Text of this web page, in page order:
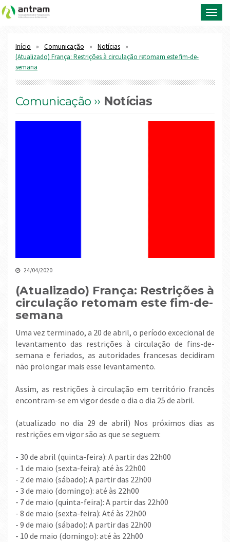
Início Comunicação
Notícias
(Atualizado) França: Restrições à circulação retomam este fim-de-
semana
Comunicação ›› Notícias
24/04/2020
(Atualizado) França: Restrições à
circulação retomam este fim-de-
semana
Uma vez terminado, a 20 de abril, o período excecional de
levantamento das restrições à circulação de fins-de-
semana e feriados, as autoridades francesas decidiram
não prolongar mais esse levantamento.
Assim, as restrições à circulação em território francês
encontram-se em vigor desde o dia o dia 25 de abril.
(atualizado no dia 29 de abril) Nos próximos dias as
restrições em vigor são as que se seguem:
- 30 de abril (quinta-feira): A partir das 22h00
- 1 de maio (sexta-feira): até às 22h00
- 2 de maio (sábado): A partir das 22h00
- 3 de maio (domingo): até às 22h00
- 7 de maio (quinta-feira): A partir das 22h00
- 8 de maio (sexta-feira): Até às 22h00
- 9 de maio (sábado): A partir das 22h00
- 10 de maio (domingo): até às 22h00